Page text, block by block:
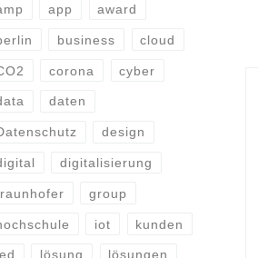
app award
business cloud
corona cyber
daten
design
digitalisierung
group
iot kunden
lösung lösungen